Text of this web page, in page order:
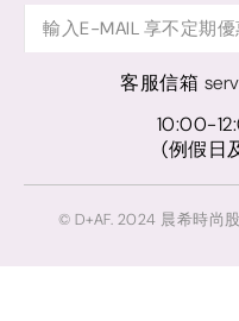
客服信箱
10:00-
(例假日
© D+AF. 2024 晨希時尚